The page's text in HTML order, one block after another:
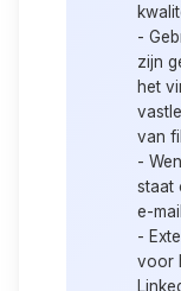
-
zijn
het
van
-
staat
e-
-
voor